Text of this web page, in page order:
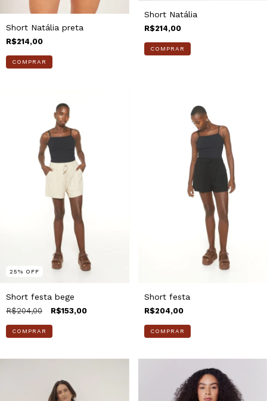
Short Natália preta
R$214,00
COMPRAR
Short Natália
R$214,00
COMPRAR
25% OFF
Short festa bege
R$204,00 R$153,00
COMPRAR
Short festa
R$204,00
COMPRAR